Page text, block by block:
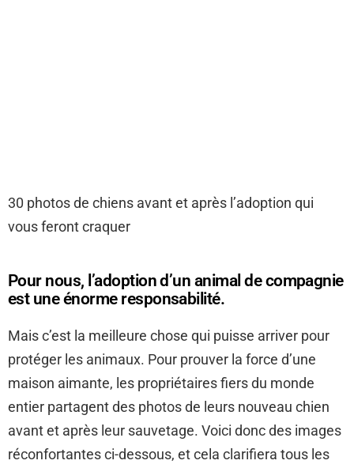
30 photos de chiens avant et après l’adoption qui
vous feront craquer
Pour nous, l’adoption d’un animal de compagnie
est une énorme responsabilité.
Mais c’est la meilleure chose qui puisse arriver pour
protéger les animaux. Pour prouver la force d’une
maison aimante, les propriétaires fiers du monde
entier partagent des photos de leurs nouveau chien
avant et après leur sauvetage. Voici donc des images
réconfortantes ci-dessous, et cela clarifiera tous les